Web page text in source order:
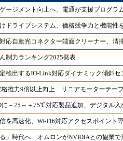
ージメント向上へ、電通が支援プログラ
ドライブシステム、価格競争力と機能性
応自動光コネクター端面クリーナー、清
制力ランキング2025発表
検出するIO-Link対応ダイナミック傾斜セ
格推力9倍以上向上 リニアモーターテー
－25～＋75℃対応製品追加、デジタル入
を高速化、Wi-Fi6対応アクセスポイント
」時代へ オムロンがNVIDIAとの協業で